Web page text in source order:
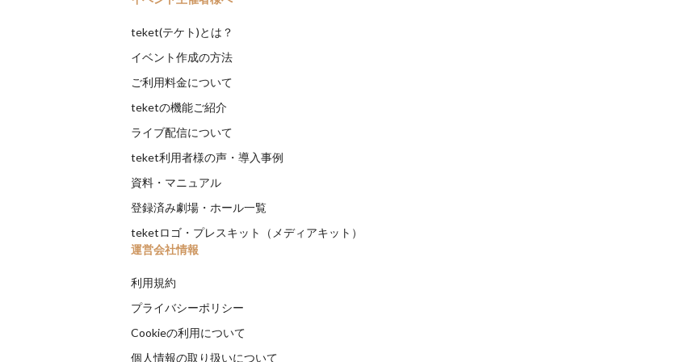
teket(テケト)とは？
イベント作成の方法
ご利用料金について
teketの機能ご紹介
ライブ配信について
teket利用者様の声・導入事例
資料・マニュアル
登録済み劇場・ホール一覧
teketロゴ・プレスキット（メディアキット）
運営会社情報
利用規約
プライバシーポリシー
Cookieの利用について
個人情報の取り扱いについて